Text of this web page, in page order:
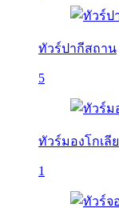
ทัวร์ปากีสถาน
5
ทัวร์มองโกเลีย
1